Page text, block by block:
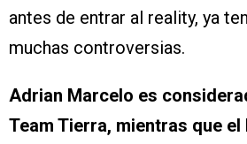
antes de entrar al reality, ya
muchas controversias.
Adrian Marcelo es
Team Tierra, mientras que el